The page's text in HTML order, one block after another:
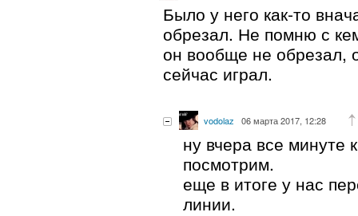
Было у него как-то
обрезал. Не помню с
он вообще не обрезал,
сейчас играл.
vodolaz 06 марта 2017, 12:28
ну вчера все минуте
посмотрим.
еще в итоге у нас
линии.